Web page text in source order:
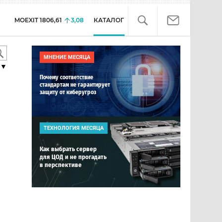
MOEXIT 1806,61 3,08 КАТАЛОГ
МНЕНИЕ МЕСЯЦА
Почему соответствие
стандартам не гарантирует
защиту от киберугроз
ТЕХНОЛОГИЯ МЕСЯЦА
Как выбрать сервер
для ЦОД и не прогадать
в перспективе